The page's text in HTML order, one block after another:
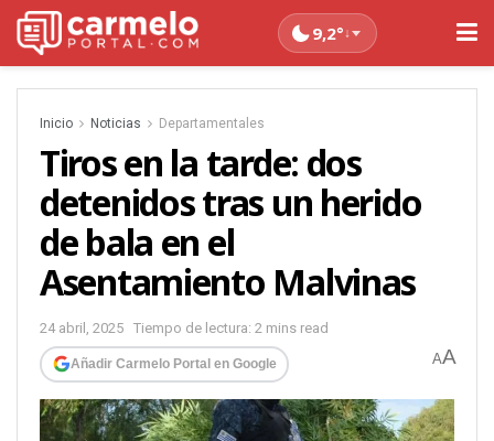
9,2°↓
Inicio Noticias Departamentales
Tiros en la tarde: dos
detenidos tras un herido
de bala en el
Asentamiento Malvinas
24 abril, 2025 Tiempo de lectura: 2 mins read
Añadir Carmelo Portal en Google AA